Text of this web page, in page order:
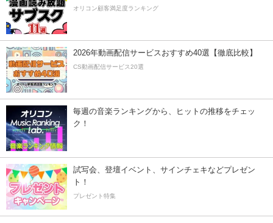
オリコン顧客満足度ランキング
2026年動画配信サービスおすすめ40選【徹底比較】
CS動画配信サービス20選
毎週の音楽ランキングから、ヒットの推移をチェッ
ク！
試写会、登壇イベント、サインチェキなどプレゼン
ト！
プレゼント特集